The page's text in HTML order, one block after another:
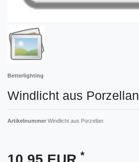
Betterlighting
Windlicht aus Porzellan
Artikelnummer Windlicht aus Porzellan
*